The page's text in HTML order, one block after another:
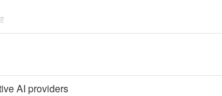
AI providers